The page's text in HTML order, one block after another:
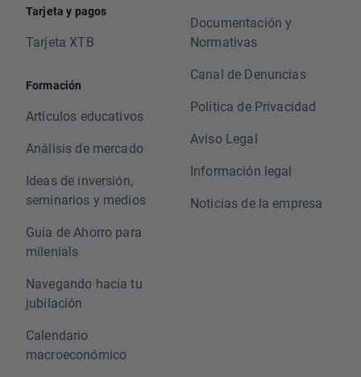
Tarjeta y pagos
Tarjeta XTB
Formación
Artículos educativos
Análisis de mercado
Ideas de inversión,
seminarios y medios
Guía de Ahorro para
milenials
Navegando hacia tu
jubilación
Calendario
macroeconómico
Documentación y
Normativas
Canal de Denuncias
Política de Privacidad
Aviso Legal
Información legal
Noticias de la empresa